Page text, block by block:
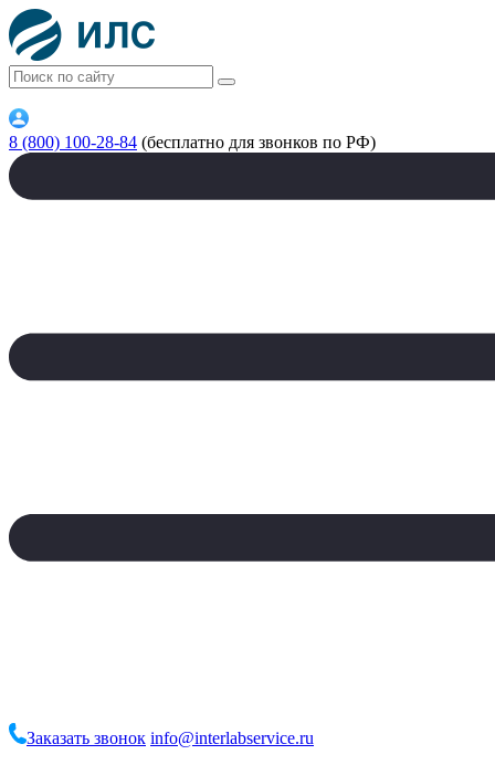
8 (800) 100-28-84 (бесплатно для звонков по РФ)
Заказать звонок info@interlabservice.ru